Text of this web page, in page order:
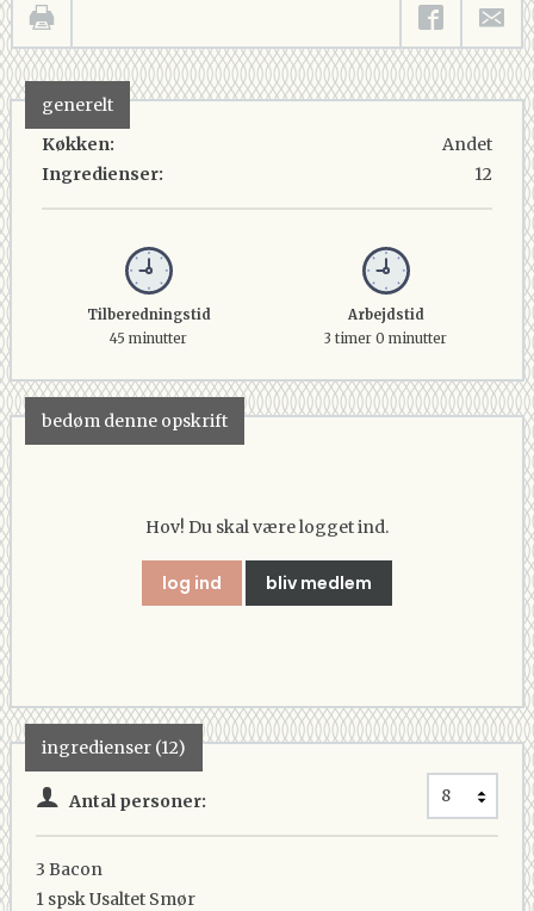
generelt
Køkken:
Ingredienser:
Andet
12
Tilberedningstid
45 minutter
Arbejdstid
3 timer 0 minutter
bedøm denne opskrift
Hov! Du skal være logget ind.
log ind bliv medlem
ingredienser (12)
Antal personer:
3 Bacon
1 spskUsaltet Smør